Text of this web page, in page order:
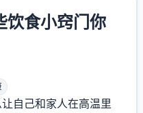
饮食小窍门你
自己和家人在高温里